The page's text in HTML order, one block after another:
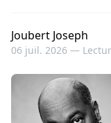
Joubert Joseph
06 juil. 2026 —